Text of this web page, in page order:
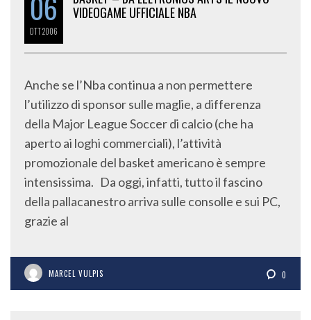
OTT2006
VIDEOGAME UFFICIALE NBA
Anche se l’Nba continua a non permettere
l’utilizzo di sponsor sulle maglie, a differenza
della Major League Soccer di calcio (che ha
aperto ai loghi commerciali), l’attività
promozionale del basket americano è sempre
intensissima. Da oggi, infatti, tutto il fascino
della pallacanestro arriva sulle consolle e sui PC,
grazie al
MARCEL VULPIS 0